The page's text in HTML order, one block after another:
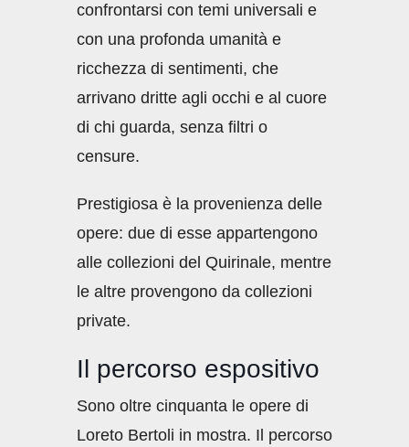
confrontarsi con temi universali e
con una profonda umanità e
ricchezza di sentimenti, che
arrivano dritte agli occhi e al cuore
di chi guarda, senza filtri o
censure.
Prestigiosa è la provenienza delle
opere: due di esse appartengono
alle collezioni del Quirinale, mentre
le altre provengono da collezioni
private.
Il percorso espositivo
Sono oltre cinquanta le opere di
Loreto Bertoli in mostra. Il percorso